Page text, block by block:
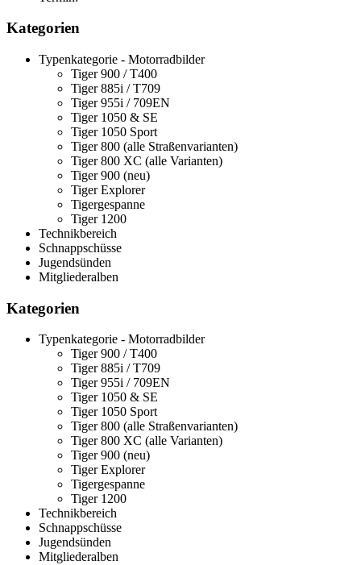
Kategorien
Typenkategorie - Motorradbilder
Tiger 900 / T400
Tiger 885i / T709
Tiger 955i / 709EN
Tiger 1050 & SE
Tiger 1050 Sport
Tiger 800 (alle Straßenvarianten)
Tiger 800 XC (alle Varianten)
Tiger 900 (neu)
Tiger Explorer
Tigergespanne
Tiger 1200
Technikbereich
Schnappschüsse
Jugendsünden
Mitgliederalben
Kategorien
Typenkategorie - Motorradbilder
Tiger 900 / T400
Tiger 885i / T709
Tiger 955i / 709EN
Tiger 1050 & SE
Tiger 1050 Sport
Tiger 800 (alle Straßenvarianten)
Tiger 800 XC (alle Varianten)
Tiger 900 (neu)
Tiger Explorer
Tigergespanne
Tiger 1200
Technikbereich
Schnappschüsse
Jugendsünden
Mitgliederalben